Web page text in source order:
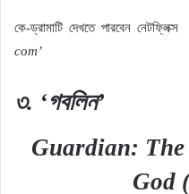
কে-ড্রামাটি দেখতে পারবেন নেটফ্লিক্স
com’
৩. ‘গবলিন’
Guardian:
God (